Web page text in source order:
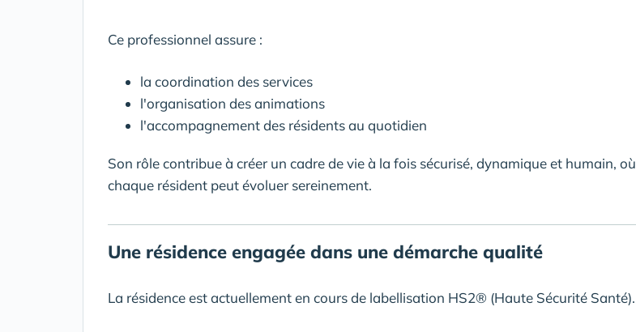
Ce professionnel assure :
la coordination des services
l'organisation des animations
l'accompagnement des résidents au quotidien
Son rôle contribue à créer un cadre de vie à la fois sécurisé, dynamique et humain, où
chaque résident peut évoluer sereinement.
Une résidence engagée dans une démarche qualité
La résidence est actuellement en cours de labellisation HS2® (Haute Sécurité Santé).